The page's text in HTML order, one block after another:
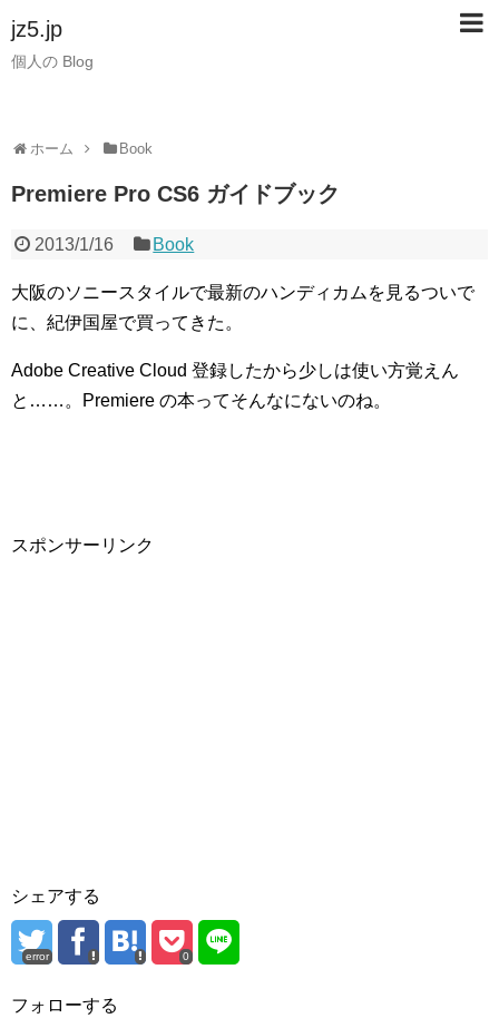
jz5.jp
個人の Blog
ホーム Book
Premiere Pro CS6 ガイドブック
2013/1/16 Book
大阪のソニースタイルで最新のハンディカムを見るついで
に、紀伊国屋で買ってきた。
Adobe Creative Cloud 登録したから少しは使い方覚えん
と……。Premiere の本ってそんなにないのね。
スポンサーリンク
シェアする
error 0
フォローする